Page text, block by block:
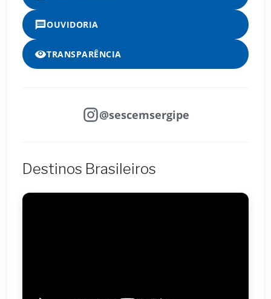
OUVIDORIA
TRANSPARÊNCIA
@sescemsergipe
Destinos Brasileiros